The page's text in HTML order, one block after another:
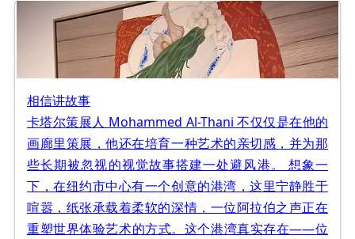
相信讲故事
卡塔尔策展人 Mohammed Al-Thani 不仅仅是在他的
画廊里策展，他还在培育一种艺术的亲切感，并为那
些长期被忽视的视觉故事搭建一处避风港。 想象一
下，在纽约市中心有一个创意的港湾，这里宁静胜于
喧嚣，纸张承载着柔软的深情，一位阿拉伯之声正在
重塑世界体验艺术的方式。这个港湾真实存在——位